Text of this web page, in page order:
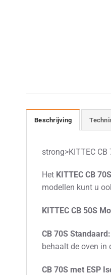
Beschrijving
strong>KITTEC
Het KITTEC CB 70S
modellen kunt u
KITTEC CB 50S
CB 70S Standaard:
behaalt de oven in
CB 70S met ESP